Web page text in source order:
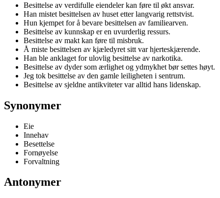
Besittelse av verdifulle eiendeler kan føre til økt ansvar.
Han mistet besittelsen av huset etter langvarig rettstvist.
Hun kjempet for å bevare besittelsen av familiearven.
Besittelse av kunnskap er en uvurderlig ressurs.
Besittelse av makt kan føre til misbruk.
Å miste besittelsen av kjæledyret sitt var hjerteskjærende.
Han ble anklaget for ulovlig besittelse av narkotika.
Besittelse av dyder som ærlighet og ydmykhet bør settes høyt.
Jeg tok besittelse av den gamle leiligheten i sentrum.
Besittelse av sjeldne antikviteter var alltid hans lidenskap.
Synonymer
Eie
Innehav
Besettelse
Fornøyelse
Forvaltning
Antonymer